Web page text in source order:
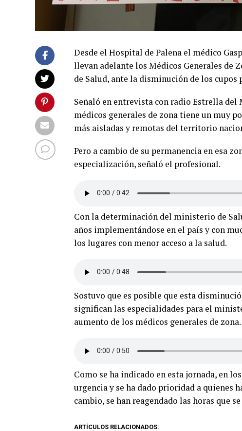
Desde el Hospital de Palena el médico
llevan adelante los Médicos Generales de
de Salud, ante la disminución de los cupos
Señaló en entrevista con radio Estrella del
médicos generales de zona tiene un muy
más aisladas y remotas del territorio
Pero a cambio de su permanencia en esa
especialización, señaló el profesional.
Con la determinación del ministerio de
años implementándose en el país y con
los lugares con menor acceso a la salud.
Sostuvo que es posible que esta
significan las especialidades para el
aumento de los médicos generales de zona.
Como se ha indicado en esta jornada, en
urgencia y se ha dado prioridad a quienes
cambio, se han reagendado las horas que
ARTÍCULOS RELACIONADOS: